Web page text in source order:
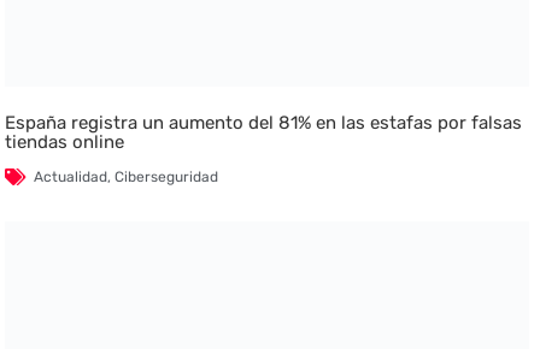
España registra un aumento del 81% en las estafas por falsas
tiendas online
Actualidad,Ciberseguridad